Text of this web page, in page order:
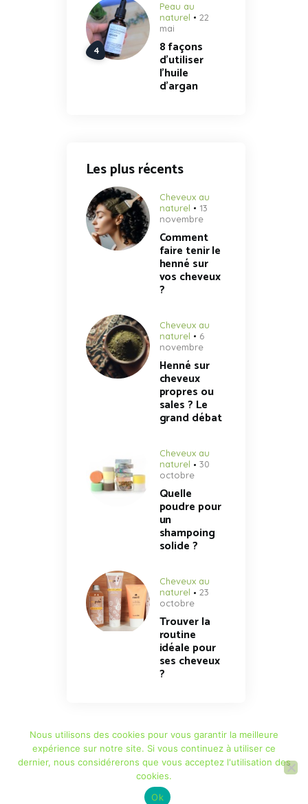
Peau au
naturel
22
mai
8 façons
d’utiliser
l’huile
d’argan
Les plus récents
Cheveux au
naturel
13
novembre
Comment
faire tenir le
henné sur
vos cheveux
?
Cheveux au
naturel
6
novembre
Henné sur
cheveux
propres ou
sales ? Le
grand débat
Cheveux au
naturel
30
octobre
Quelle
poudre pour
un
shampoing
solide ?
Cheveux au
naturel
23
octobre
Trouver la
routine
idéale pour
ses cheveux
?
|Mentions légales
© 2022. Tous droits réservés.
Nous utilisons des cookies pour vous garantir la meilleure
expérience sur notre site. Si vous continuez à utiliser ce
dernier, nous considérerons que vous acceptez l'utilisation des
cookies.
Ok